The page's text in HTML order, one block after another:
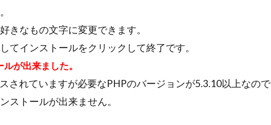
きなもの文字に変更できます。
てインストールをクリックして終了です。
が出来ました。
されていますが必要なPHPのバージョンが5.3.10以上なので
ストールが出来ません。